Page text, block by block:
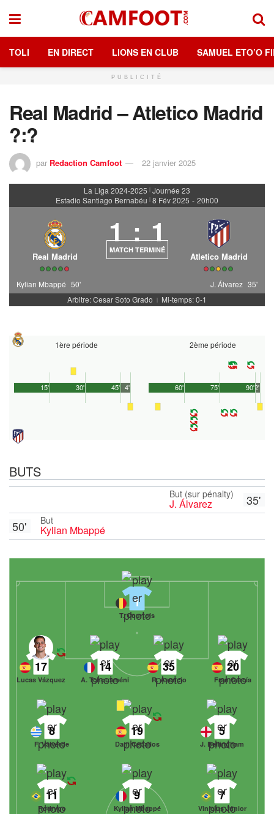
TOLI EN DIRECT LIONS EN CLUB SAMUEL ETO’O
PUBLICITÉ
Real Madrid – Atletico Madrid
?:?
par Redaction Camfoot 22 janvier 2025
La Liga 2024-2025 | Journée 23
Estadio Santiago Bernabéu | 8 Fév 2025 - 20h00
Real Madrid
1 : 1
MATCH TERMINÉ
Atletico Madrid
Kylian Mbappé 50' J. Álvarez 35'
Arbitre: Cesar Soto Grado
| Mi-temps: 0-1
1ère période
45'
15' 30' 4'
2ème période
90'
60' 75' 2'
BUTS
35'
But (sur pénalty)
J. Álvarez
But
Kylian Mbappé
50'
1
T. Courtois
20
Fran García
35
R. Asencio
14
A. Tchouaméni
17
Lucas Vázquez
5
J. Bellingham
19
Dani Ceballos
8
F. Valverde
7
Vinícius Júnior
9
Kylian Mbappé
11
Rodrygo